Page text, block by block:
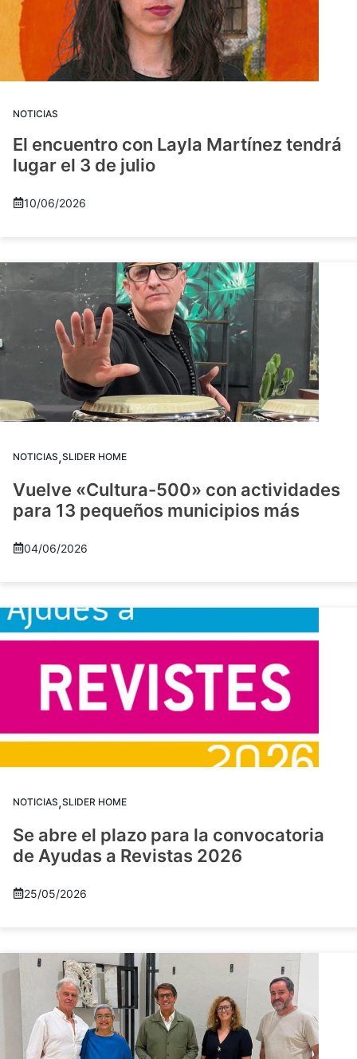
NOTICIAS
El encuentro con Layla Martínez tendrá
lugar el 3 de julio
10/06/2026
NOTICIAS,SLIDER HOME
Vuelve «Cultura-500» con actividades
para 13 pequeños municipios más
04/06/2026
NOTICIAS,SLIDER HOME
Se abre el plazo para la convocatoria
de Ayudas a Revistas 2026
25/05/2026